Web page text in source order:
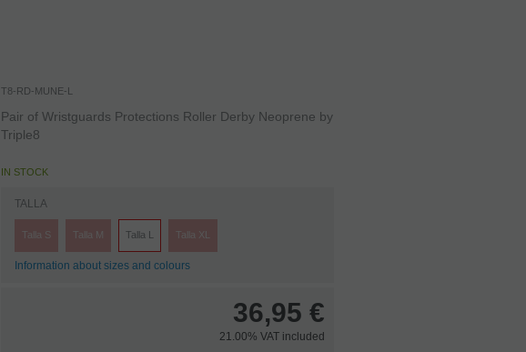
T8-RD-MUNE-L
Pair of Wristguards Protections Roller Derby Neoprene by
Triple8
IN STOCK
TALLA
Talla S Talla M Talla L Talla XL
Information about sizes and colours
36,95 €
21.00% VAT included